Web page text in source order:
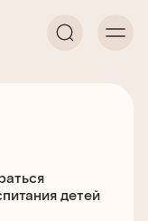
детей